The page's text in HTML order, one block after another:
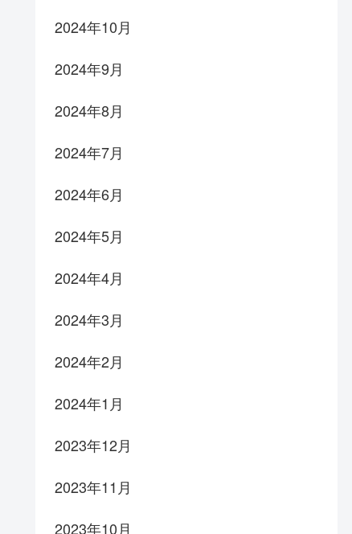
2024年10月
2024年9月
2024年8月
2024年7月
2024年6月
2024年5月
2024年4月
2024年3月
2024年2月
2024年1月
2023年12月
2023年11月
2023年10月